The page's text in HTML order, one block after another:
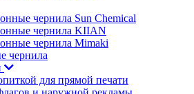
чернила Sun Chemical
чернила KIIAN
чернила Mimaki
чернила
для прямой печати